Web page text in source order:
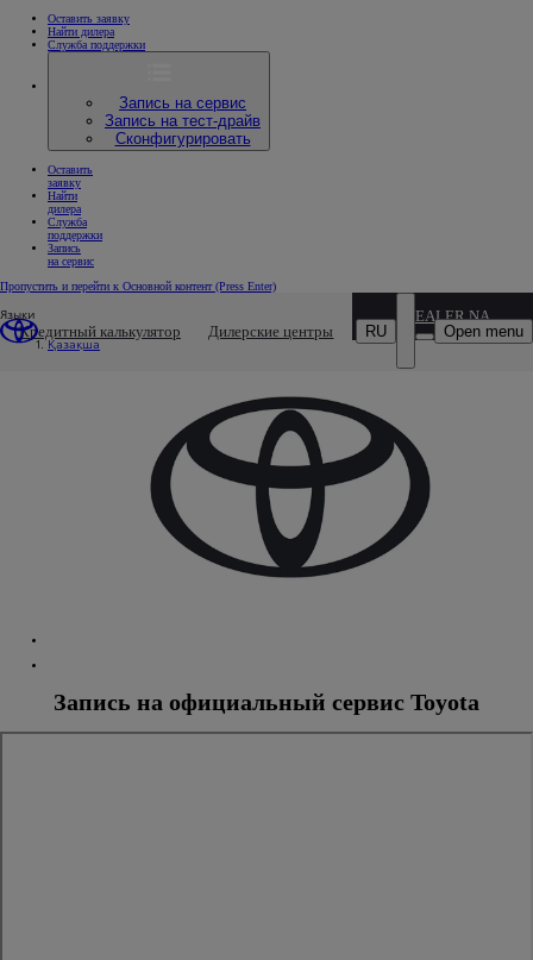
Оставить заявку
Найти дилера
Служба поддержки
Запись на сервис
Запись на тест-драйв
Сконфигурировать
Оставить
заявку
Найти
дилера
Служба
поддержки
Запись
на сервис
Пропустить и перейти к Основной контент(Press Enter)
Кредитный калькулятор Дилерские центры
DEALER NAME
RU
Языки
Қазақша
Open menu
Запись на официальный сервис Toyota